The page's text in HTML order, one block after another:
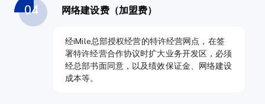
04 网络建设费（加盟费）
经iMile总部授权经营的特许经营网点，在签
署特许经营合作协议时扩大业务开发区，必须
经总部书面同意，以及绩效保证金、网络建设
成本等。